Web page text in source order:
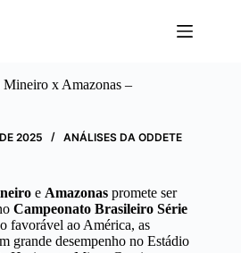
x Amazonas –
2025 ANÁLISES DA ODDETE
e Amazonas promete ser
Campeonato Brasileiro Série
favorável ao América, as
grande desempenho no Estádio